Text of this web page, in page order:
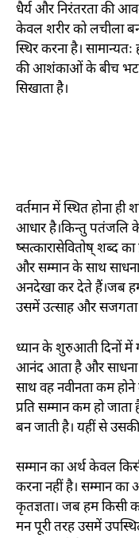
धैर्य और निरंतरता की
केवल शरीर को लचीला
स्थिर करना है।
की आशंकाओं के बीच
सिखाता है।
वर्तमान में स्थित होना ही
आधार है।किन्तु पतंजलि
ष्सत्कारासेवितोष् शब्द
और सम्मान के साथ
अनदेखा कर देते हैं।जब
उसमें उत्साह और सजगता
ध्यान के शुरुआती दिनों में
आनंद आता है और साधना
साथ वह नवीनता कम
प्रति सम्मान कम हो जाता
बन जाती है। यहीं से
सम्मान का अर्थ केवल
करना नहीं है। सम्मान का
कृतज्ञता। जब हम किसी
मन पूरी तरह उसमें